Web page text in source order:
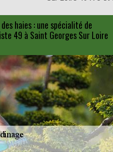
haies : une spécialité de
49 à Saint Georges Sur Loire